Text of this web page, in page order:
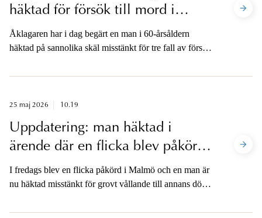
häktad för försök till mord i
Älvsjö
Åklagaren har i dag begärt en man i 60-årsåldern
häktad på sannolika skäl misstänkt för tre fall av försök
Stockholm den 23 maj. Pressmeddelandet har
25 maj 2026 10.19
Uppdatering: man häktad i
ärende där en flicka blev påkörd i
Malmö
I fredags blev en flicka påkörd i Malmö och en man är
nu häktad misstänkt för grovt vållande till annans död